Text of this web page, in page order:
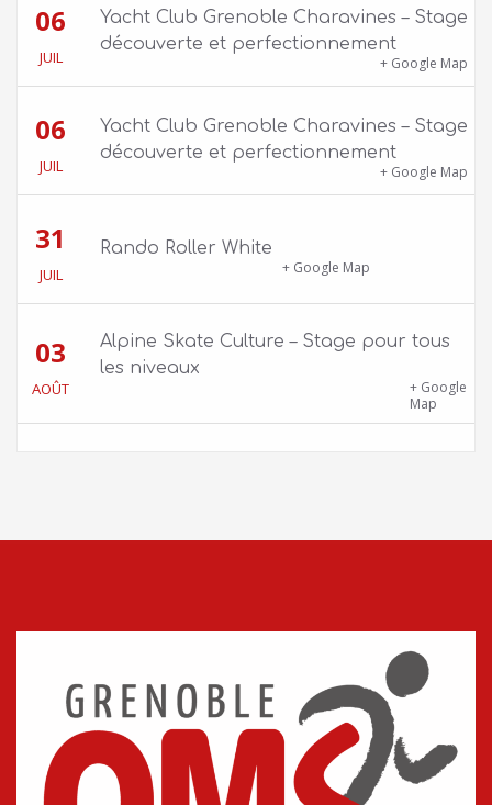
06
JUIL
Yacht Club Grenoble Charavines – Stage
découverte et perfectionnement
+ Google Map
06
JUIL
Yacht Club Grenoble Charavines – Stage
découverte et perfectionnement
+ Google Map
31
JUIL
Rando Roller White
+ Google Map
03
AOÛT
Alpine Skate Culture – Stage pour tous
les niveaux
+ Google
Map